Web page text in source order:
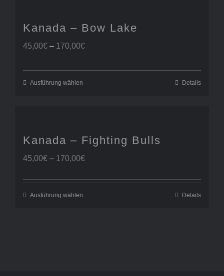
Kanada – Bow Lake
45,00€ – 170,00€Preisspanne:
bis
Ausführung wählen Details
Kanada – Fighting Bulls
45,00€ – 170,00€Preisspanne:
bis
Ausführung wählen Details